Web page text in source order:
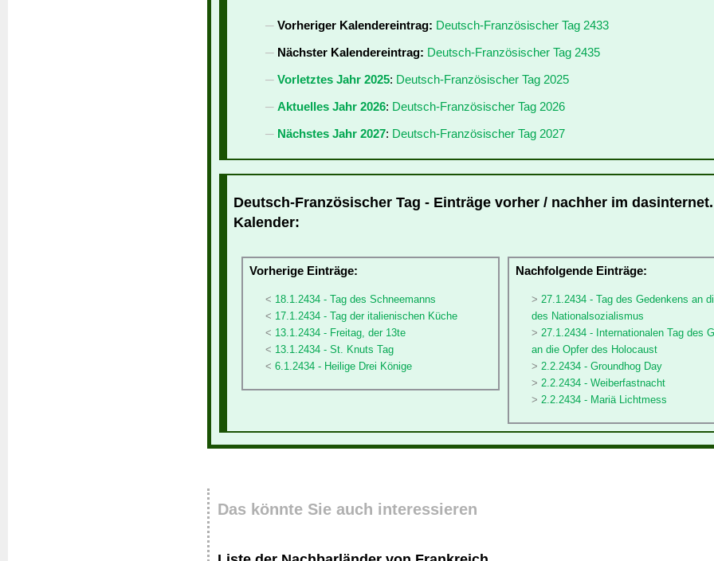
Vorheriger Kalendereintrag: Deutsch-Französischer Tag 2433
Nächster Kalendereintrag: Deutsch-Französischer Tag 2435
Vorletztes Jahr 2025: Deutsch-Französischer Tag 2025
Aktuelles Jahr 2026: Deutsch-Französischer Tag 2026
Nächstes Jahr 2027: Deutsch-Französischer Tag 2027
Deutsch-Französischer Tag - Einträge vorher / nachher im
Kalender:
Vorherige Einträge:
18.1.2434 - Tag des Schneemanns
17.1.2434 - Tag der italienischen Küche
13.1.2434 - Freitag, der 13te
13.1.2434 - St. Knuts Tag
6.1.2434 - Heilige Drei Könige
Nachfolgende Einträge:
27.1.2434 - Tag des Gedenkens an
des Nationalsozialismus
27.1.2434 - Internationalen Tag des
an die Opfer des Holocaust
2.2.2434 - Groundhog Day
2.2.2434 - Weiberfastnacht
2.2.2434 - Mariä Lichtmess
Das könnte Sie auch interessieren